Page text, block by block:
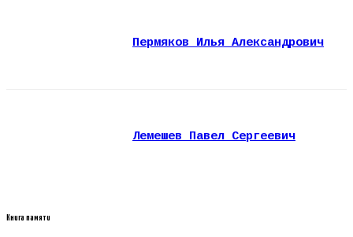
Пермяков Илья Александрович
Лемешев Павел Сергеевич
Книга памяти